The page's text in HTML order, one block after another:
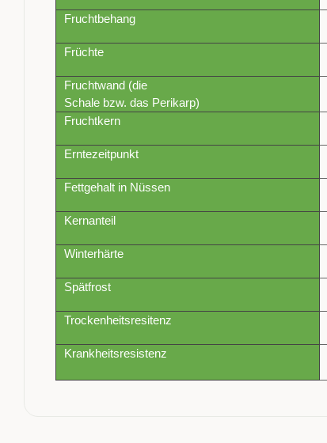
Fruchtbehang
Früchte
Fruchtwand (die
Schale bzw. das Perikarp)
Fruchtkern
Erntezeitpunkt
Fettgehalt in Nüssen
Kernanteil
Winterhärte
Spätfrost
Trockenheitsresitenz
Krankheitsresistenz